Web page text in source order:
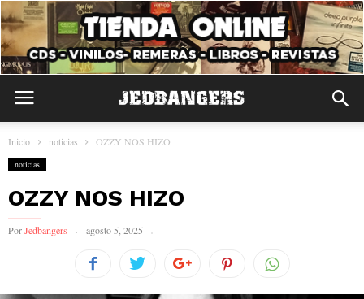
Inicio noticias OZZY NOS HIZO
noticias
OZZY NOS HIZO
PorJedbangers agosto 5, 2025